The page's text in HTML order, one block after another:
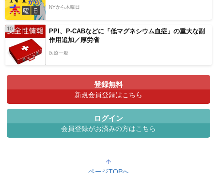
NYから木曜日
10
PPI、P-CABなどに「低マグネシウム血症」の重大な副
作用追加／厚労省
医療一般
登録無料
新規会員登録はこちら
ログイン
会員登録がお済みの方はこちら